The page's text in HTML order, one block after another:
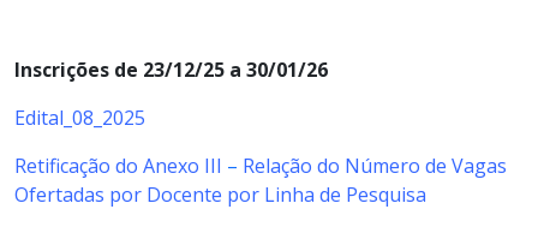
Inscrições de 23/12/25 a 30/01/26
Edital_08_2025
Retificação do Anexo III – Relação do Número de Vagas
Ofertadas por Docente por Linha de Pesquisa